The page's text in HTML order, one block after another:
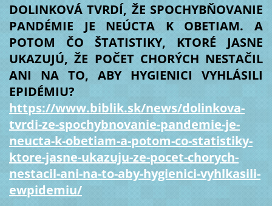
DOLINKOVÁ TVRDÍ, ŽE SPOCHYBŇOVANIE
PANDÉMIE JE NEÚCTA K OBETIAM. A
POTOM ČO ŠTATISTIKY, KTORÉ JASNE
UKAZUJÚ, ŽE POČET CHORÝCH NESTAČIL
ANI NA TO, ABY HYGIENICI VYHLÁSILI
EPIDÉMIU?
https://www.biblik.sk/news/dolinkova-
tvrdi-ze-spochybnovanie-pandemie-je-
neucta-k-obetiam-a-potom-co-statistiky-
ktore-jasne-ukazuju-ze-pocet-chorych-
nestacil-ani-na-to-aby-hygienici-vyhlkasili-
ewpidemiu/